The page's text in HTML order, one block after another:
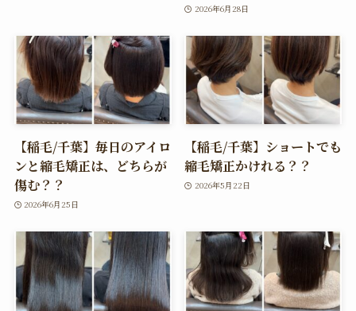
2026年6月28日
【稲毛/千葉】毎日のアイロ
ンと縮毛矯正は、どちらが
傷む？？
2026年6月25日
【稲毛/千葉】ショートでも
縮毛矯正かけれる？？
2026年5月22日